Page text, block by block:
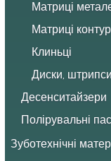
Матриці
Матриці
Клиньці
Диски, штрипси
Десенситайзери
Полірувальні
Зуботехнічні